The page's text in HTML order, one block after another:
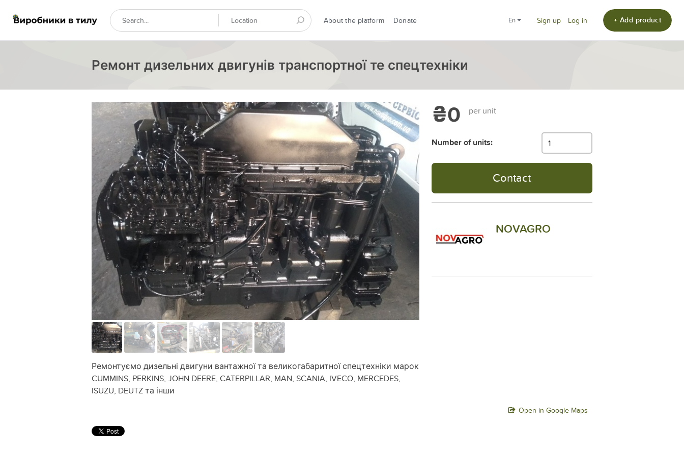
About the platform Donate en Sign up Log in + Add product
Ремонт дизельних двигунів транспортної те спецтехніки
Ремонтуємо дизельні двигуни вантажної та великогабаритної спецтехніки марок
CUMMINS, PERKINS, JOHN DEERE, CATERPILLAR, MAN, SCANIA, IVECO, MERCEDES,
ISUZU, DEUTZ та інши
₴0 per unit
Number of units:
Contact
NOVAGRO
Open in Google Maps